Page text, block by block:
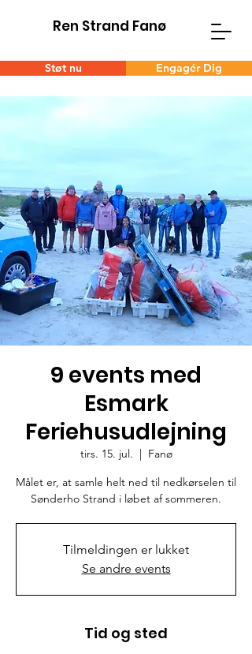
Ren Strand Fanø
Støt nu Engagér Dig
9 events med
Esmark
Feriehusudlejning
tirs. 15. jul.
  |
Fanø
Målet er, at samle helt ned til nedkørselen til
Sønderho Strand i løbet af sommeren.
Tilmeldingen er lukket
Se andre events
Tid og sted